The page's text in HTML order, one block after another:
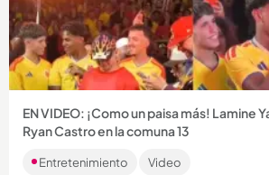
Compartir Noticia
EN VIDEO: ¡Como un paisa más! Lamine
Ryan Castro en la comuna 13
Con la camiseta de la Selección
ritmo que nos une’ y puso a vibrar a
Entretenimiento Video